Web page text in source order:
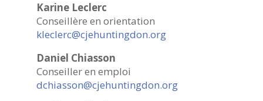
Karine Leclerc
Conseillère en orientation
kleclerc@cjehuntingdon.org
Daniel Chiasson
Conseiller en emploi
dchiasson@cjehuntingdon.org